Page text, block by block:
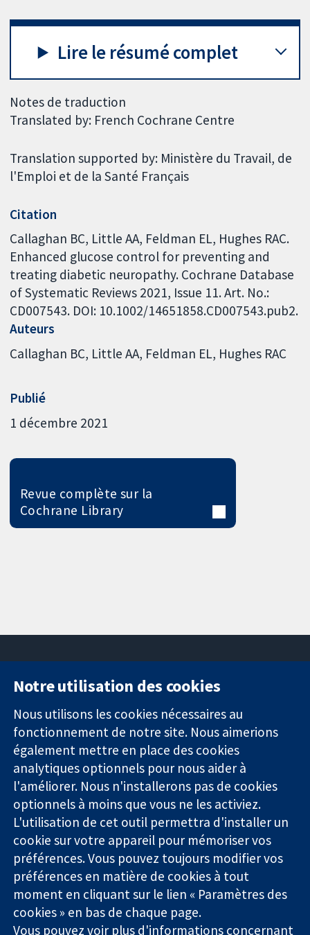
Lire le résumé complet
Notes de traduction
Translated by: French Cochrane Centre
Translation supported by: Ministère du Travail, de
l'Emploi et de la Santé Français
Citation
Callaghan BC, Little AA, Feldman EL, Hughes RAC.
Enhanced glucose control for preventing and
treating diabetic neuropathy. Cochrane Database
of Systematic Reviews 2021, Issue 11. Art. No.:
CD007543. DOI: 10.1002/14651858.CD007543.pub2.
Auteurs
Callaghan BC Little AA Feldman EL Hughes RAC
Publié
1 décembre 2021
Revue complète sur la
Cochrane Library
Des données
probantes.
Des décisions
éclairées.
Une meilleure
santé.
11-13 Cavendish
Square
Londres
W1G0AN
Royaume-Uni
nous
Actualités
Service de
presse
Qui sommes-
nous
Offres
d'emploi
Library
La Collaboration Cochrane est une association caritative (n°
1045921) et une société à responsabilité limitée par garantie (n°
03044323) enregistrée en Angleterre et au Pays de Galles. Numéro
Notre utilisation des cookies
Nous utilisons les cookies nécessaires au
fonctionnement de notre site. Nous aimerions
également mettre en place des cookies
analytiques optionnels pour nous aider à
l'améliorer. Nous n'installerons pas de cookies
optionnels à moins que vous ne les activiez.
L'utilisation de cet outil permettra d'installer un
cookie sur votre appareil pour mémoriser vos
préférences. Vous pouvez toujours modifier vos
préférences en matière de cookies à tout
moment en cliquant sur le lien « Paramètres des
cookies » en bas de chaque page.
Vous pouvez voir plus d'informations concernant